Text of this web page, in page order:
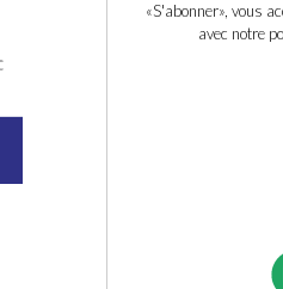
«S'abonner», vous
avec notre